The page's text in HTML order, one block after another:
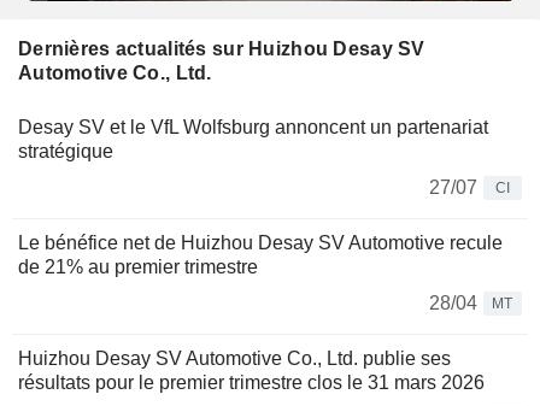
Dernières actualités sur Huizhou Desay SV
Automotive Co., Ltd.
Desay SV et le VfL Wolfsburg annoncent un partenariat
stratégique
27/07
CI
Le bénéfice net de Huizhou Desay SV Automotive recule
de 21% au premier trimestre
28/04
MT
Huizhou Desay SV Automotive Co., Ltd. publie ses
résultats pour le premier trimestre clos le 31 mars 2026